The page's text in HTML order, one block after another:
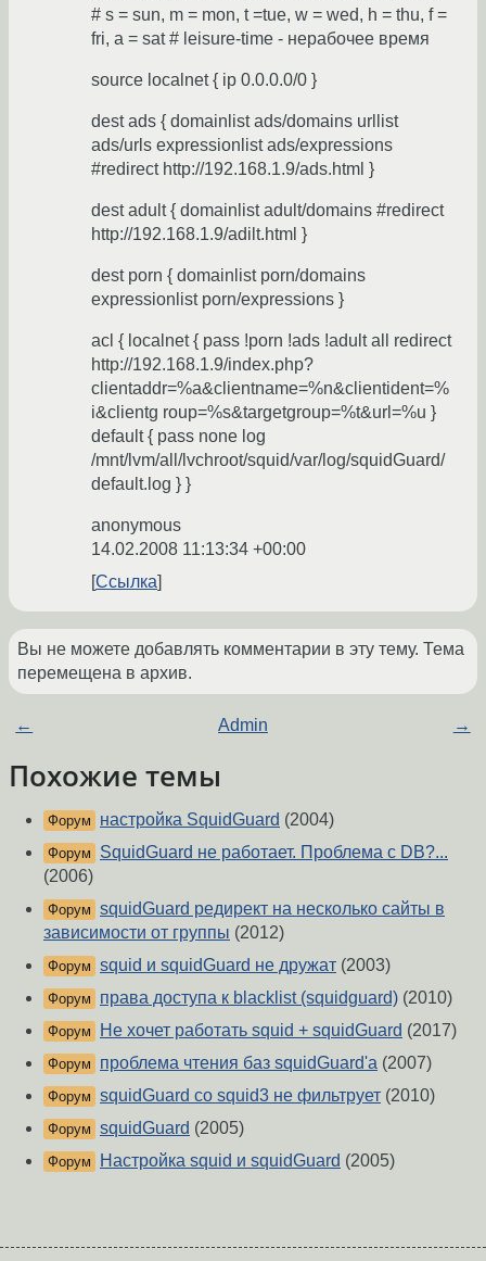
# s = sun, m = mon, t =tue, w = wed, h = thu, f =
fri, a = sat # leisure-time - нерабочее время
source localnet { ip 0.0.0.0/0 }
dest ads { domainlist ads/domains urllist
ads/urls expressionlist ads/expressions
#redirect http://192.168.1.9/ads.html }
dest adult { domainlist adult/domains #redirect
http://192.168.1.9/adilt.html }
dest porn { domainlist porn/domains
expressionlist porn/expressions }
acl { localnet { pass !porn !ads !adult all redirect
http://192.168.1.9/index.php?
clientaddr=%a&clientname=%n&clientident=%
i&clientg roup=%s&targetgroup=%t&url=%u }
default { pass none log
/mnt/lvm/all/lvchroot/squid/var/log/squidGuard/
default.log } }
anonymous
14.02.2008 11:13:34 +00:00
Ссылка
Вы не можете добавлять комментарии в эту тему. Тема
перемещена в архив.
← Admin →
Похожие темы
Форум настройка SquidGuard (2004)
Форум
SquidGuard не работает. Проблема с DB?...
(2006)
Форум squidGuard редирект на несколько сайты в
зависимости от группы (2012)
Форум squid и squidGuard не дружат (2003)
Форум права доступа к blacklist (squidguard) (2010)
Форум Не хочет работать squid + squidGuard (2017)
Форум проблема чтения баз squidGuard'а (2007)
Форум squidGuard со squid3 не фильтрует (2010)
Форум squidGuard (2005)
Форум Настройка squid и squidGuard (2005)